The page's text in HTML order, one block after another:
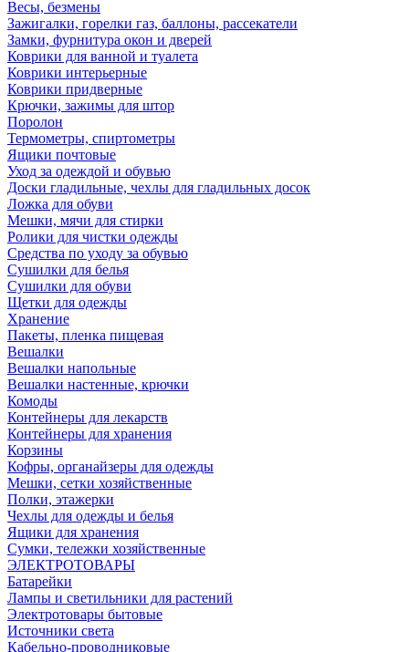
Весы, безмены
Зажигалки, горелки газ, баллоны, рассекатели
Замки, фурнитура окон и дверей
Коврики для ванной и туалета
Коврики интерьерные
Коврики придверные
Крючки, зажимы для штор
Поролон
Термометры, спиртометры
Ящики почтовые
Уход за одеждой и обувью
Доски гладильные, чехлы для гладильных досок
Ложка для обуви
Мешки, мячи для стирки
Ролики для чистки одежды
Средства по уходу за обувью
Сушилки для белья
Сушилки для обуви
Щетки для одежды
Хранение
Пакеты, пленка пищевая
Вешалки
Вешалки напольные
Вешалки настенные, крючки
Комоды
Контейнеры для лекарств
Контейнеры для хранения
Корзины
Кофры, органайзеры для одежды
Мешки, сетки хозяйственные
Полки, этажерки
Чехлы для одежды и белья
Ящики для хранения
Сумки, тележки хозяйственные
ЭЛЕКТРОТОВАРЫ
Батарейки
Лампы и светильники для растений
Электротовары бытовые
Источники света
Кабельно-проводниковые